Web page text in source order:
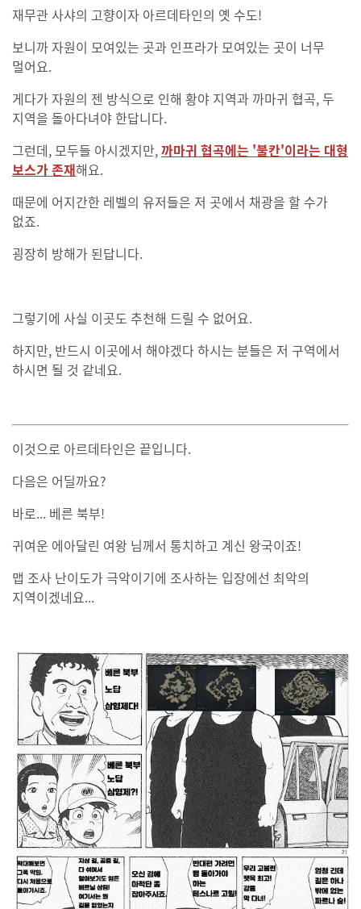
재무관 사샤의 고향이자 아르데타인의 옛 수도!
보니까 자원이 모여있는 곳과 인프라가 모여있는 곳이 너무
멀어요.
게다가 자원의 젠 방식으로 인해 황야 지역과 까마귀 협곡, 두
지역을 돌아다녀야 한답니다.
그런데, 모두들 아시겠지만,까마귀 협곡에는 '불칸'이라는 대형
보스가 존재해요.
때문에 어지간한 레벨의 유저들은 저 곳에서 채광을 할 수가
없죠.
굉장히 방해가 된답니다.
그렇기에 사실 이곳도 추천해 드릴 수 없어요.
하지만, 반드시 이곳에서 해야겠다 하시는 분들은 저 구역에서
하시면 될 것 같네요.
이것으로 아르데타인은 끝입니다.
다음은 어딜까요?
바로... 베른 북부!
귀여운 에아달린 여왕 님께서 통치하고 계신 왕국이죠!
맵 조사 난이도가 극악이기에 조사하는 입장에선 최악의
지역이겠네요...